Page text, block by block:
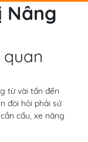
Nâng
từ vài tấn đến
đòi hỏi phải sử
cẩu, xe nâng